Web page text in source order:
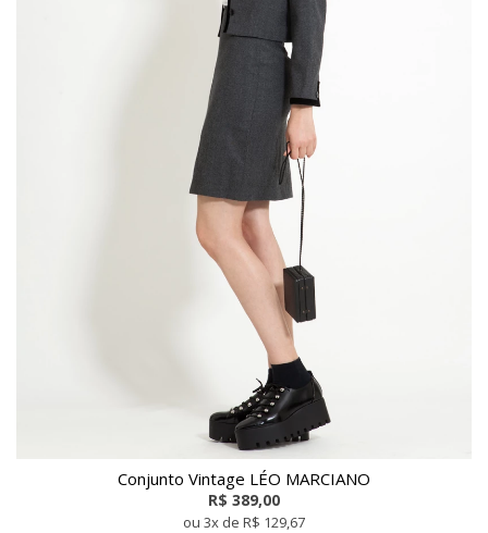
Conjunto Vintage LÉO MARCIANO
R$ 389,00
ou 3x de R$ 129,67